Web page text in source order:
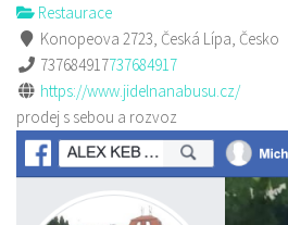
Restaurace
Konopeova 2723, Česká Lípa, Česko
737684917737684917
https://www.jidelnanabusu.cz/
prodej s sebou a rozvoz